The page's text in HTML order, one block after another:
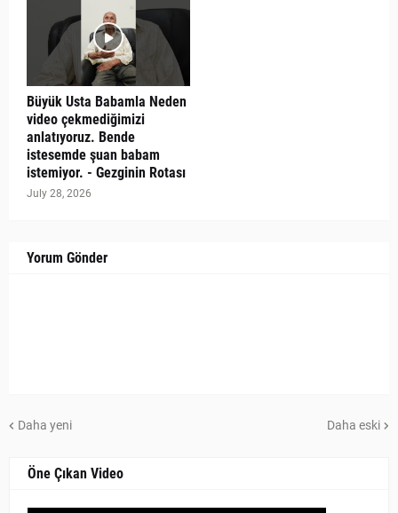
Büyük Usta Babamla Neden
video çekmediğimizi
anlatıyoruz. Bende
istesemde şuan babam
istemiyor. - Gezginin Rotası
July 28, 2026
Yorum Gönder
Daha yeni Daha eski
Öne Çıkan Video